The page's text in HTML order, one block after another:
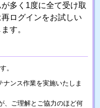
多く1度に全て受け取
ログインをお試しい
す。
。
ナンス作業を実施いたしま
、ご理解とご協力のほど何